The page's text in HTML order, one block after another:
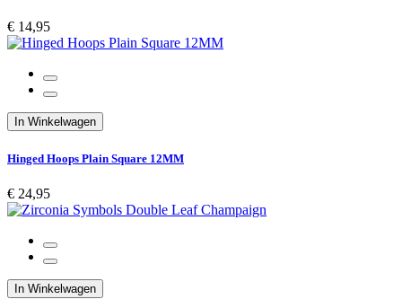
€ 14,95
In Winkelwagen
Hinged Hoops Plain Square 12MM
€ 24,95
In Winkelwagen